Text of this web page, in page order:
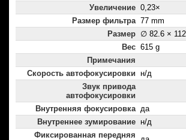
Увеличение 0,23×
Размер фильтра 77 mm
Размер ∅ 82.6 ×
Вес 615 g
Примечания
Скорость автофокусировки н/д
Звук привода
автофокусировки
Внутренняя фокусировка да
Внутреннее зумирование н/д
Фиксированная передняя